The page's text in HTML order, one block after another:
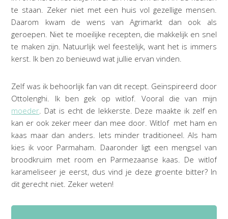
te staan. Zeker niet met een huis vol gezellige mensen.
Daarom kwam de wens van Agrimarkt dan ook als
geroepen. Niet te moeilijke recepten, die makkelijk en snel
te maken zijn. Natuurlijk wel feestelijk, want het is immers
kerst. Ik ben zo benieuwd wat jullie ervan vinden.
Zelf was ik behoorlijk fan van dit recept. Geïnspireerd door
Ottolenghi. Ik ben gek op witlof. Vooral die van mijn
moeder. Dat is echt de lekkerste. Deze maakte ik zelf en
kan er ook zeker meer dan mee door. Witlof met ham en
kaas maar dan anders. Iets minder traditioneel. Als ham
kies ik voor Parmaham. Daaronder ligt een mengsel van
broodkruim met room en Parmezaanse kaas. De witlof
karameliseer je eerst, dus vind je deze groente bitter? In
dit gerecht niet. Zeker weten!